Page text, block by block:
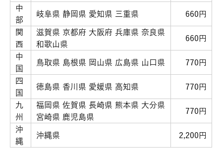
中
部
岐阜県 静岡県 愛知県 三重県 660円
関
西
滋賀県 京都府 大阪府 兵庫県 奈良県
和歌山県
660円
中
国
鳥取県 島根県 岡山県 広島県 山口県 770円
四
国
徳島県 香川県 愛媛県 高知県 770円
九
州
福岡県 佐賀県 長崎県 熊本県 大分県
宮崎県 鹿児島県
770円
沖
縄
沖縄県 2,200円